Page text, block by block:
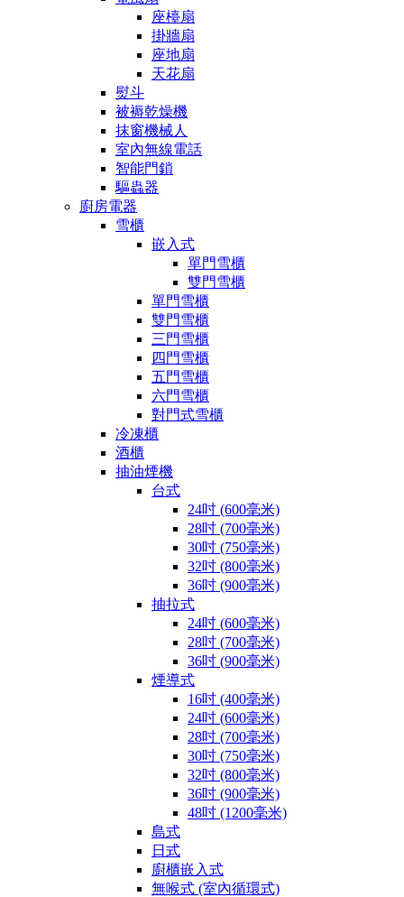
座檯扇
掛牆扇
座地扇
天花扇
熨斗
被褥乾燥機
抹窗機械人
室內無線電話
智能門鎖
驅蟲器
廚房電器
雪櫃
嵌入式
單門雪櫃
雙門雪櫃
單門雪櫃
雙門雪櫃
三門雪櫃
四門雪櫃
五門雪櫃
六門雪櫃
對門式雪櫃
冷凍櫃
酒櫃
抽油煙機
台式
24吋 (600毫米)
28吋 (700毫米)
30吋 (750毫米)
32吋 (800毫米)
36吋 (900毫米)
抽拉式
24吋 (600毫米)
28吋 (700毫米)
36吋 (900毫米)
煙導式
16吋 (400毫米)
24吋 (600毫米)
28吋 (700毫米)
30吋 (750毫米)
32吋 (800毫米)
36吋 (900毫米)
48吋 (1200毫米)
島式
日式
廚櫃嵌入式
無喉式 (室內循環式)